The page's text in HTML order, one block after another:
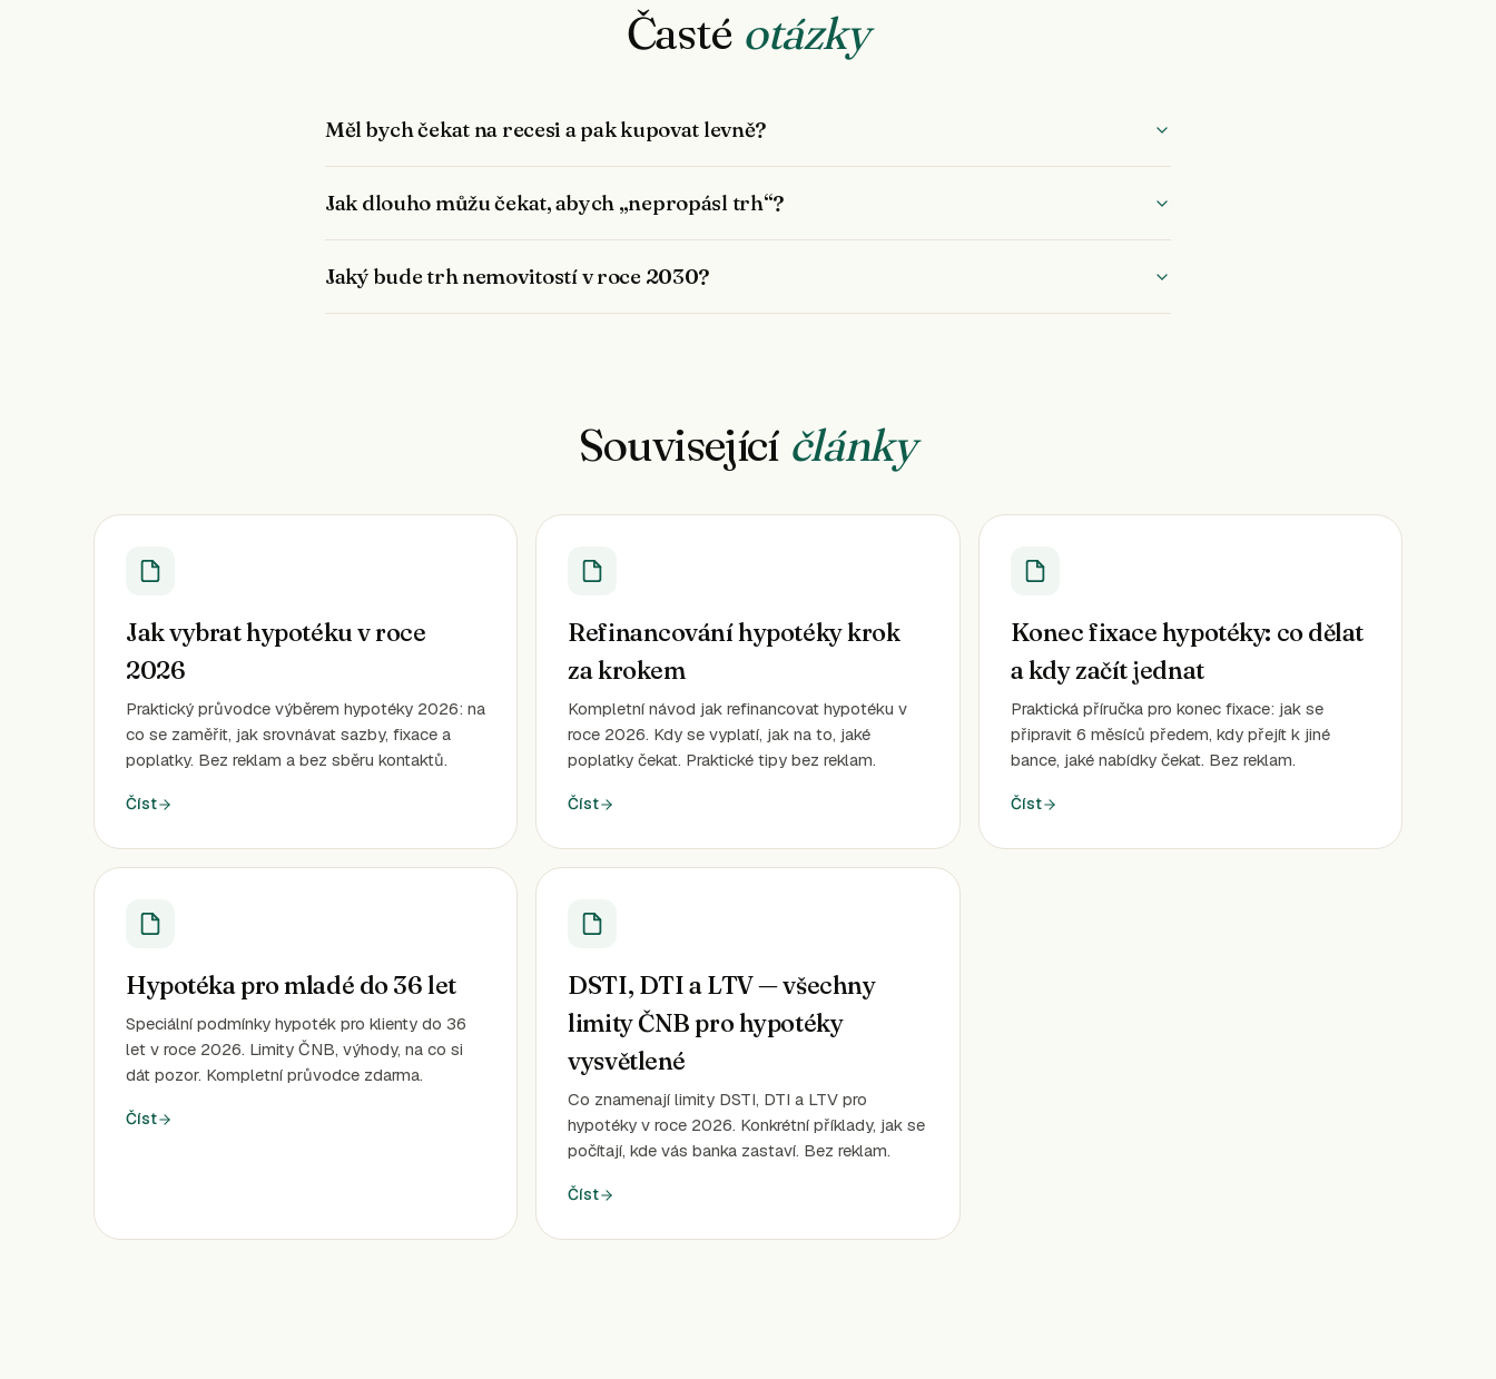
Časté otázky
Měl bych čekat na recesi a pak kupovat levně?
Jak dlouho můžu čekat, abych „nepropásl trh“?
Jaký bude trh nemovitostí v roce 2030?
Související články
Jak vybrat hypotéku v roce
2026
Praktický průvodce výběrem hypotéky 2026: na
co se zaměřit, jak srovnávat sazby, fixace a
poplatky. Bez reklam a bez sběru kontaktů.
Číst
Refinancování hypotéky krok
za krokem
Kompletní návod jak refinancovat hypotéku v
roce 2026. Kdy se vyplatí, jak na to, jaké
poplatky čekat. Praktické tipy bez reklam.
Číst
Konec fixace hypotéky: co dělat
a kdy začít jednat
Praktická příručka pro konec fixace: jak se
připravit 6 měsíců předem, kdy přejít k jiné
bance, jaké nabídky čekat. Bez reklam.
Číst
Hypotéka pro mladé do 36 let
Speciální podmínky hypoték pro klienty do 36
let v roce 2026. Limity ČNB, výhody, na co si
dát pozor. Kompletní průvodce zdarma.
Číst
DSTI, DTI a LTV — všechny
limity ČNB pro hypotéky
vysvětlené
Co znamenají limity DSTI, DTI a LTV pro
hypotéky v roce 2026. Konkrétní příklady, jak se
počítají, kde vás banka zastaví. Bez reklam.
Číst